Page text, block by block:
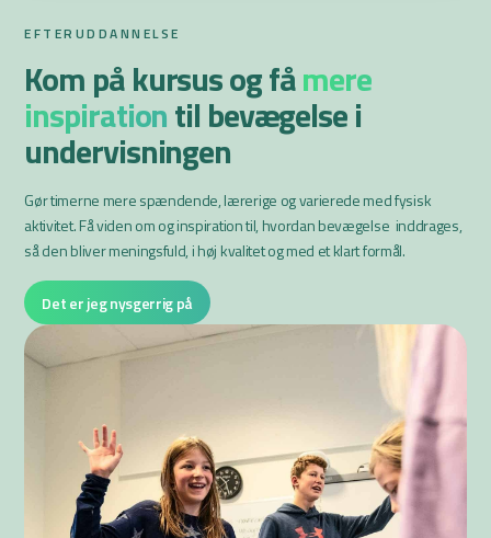
EFTERUDDANNELSE
Kom på kursus og fåmere
inspirationtil bevægelse i
undervisningen
Gør timerne mere spændende, lærerige og varierede med fysisk
aktivitet. Få viden om og inspiration til, hvordan bevægelse inddrages,
så den bliver meningsfuld, i høj kvalitet og med et klart formål.
Det er jeg nysgerrig på